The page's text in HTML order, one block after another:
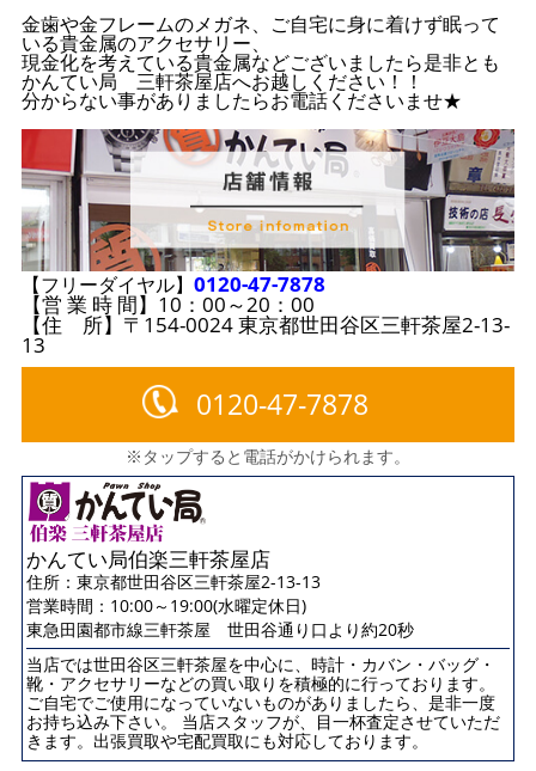
金歯や金フレームのメガネ、ご自宅に身に着けず眠って
いる貴金属のアクセサリー、
現金化を考えている貴金属などございましたら是非とも
かんてい局 三軒茶屋店へお越しください！！
分からない事がありましたらお電話くださいませ★
【フリーダイヤル】 0120-47-7878
【営 業 時 間】10：00～20：00
【住 所】〒154-0024 東京都世田谷区三軒茶屋2-13-
13
0120-47-7878
※タップすると電話がかけられます。
かんてい局伯楽三軒茶屋店
住所： 東京都世田谷区三軒茶屋2-13-13
営業時間：10:00～19:00(水曜定休日)
東急田園都市線三軒茶屋 世田谷通り口より約20秒
当店では世田谷区三軒茶屋を中心に、時計・カバン・バッグ・
靴・アクセサリーなどの買い取りを積極的に行っております。
ご自宅でご使用になっていないものがありましたら、是非一度
お持ち込み下さい。 当店スタッフが、目一杯査定させていただ
きます。出張買取や宅配買取にも対応しております。